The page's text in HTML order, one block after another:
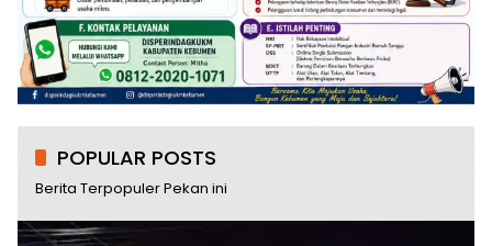
POPULAR POSTS
Berita Terpopuler Pekan ini